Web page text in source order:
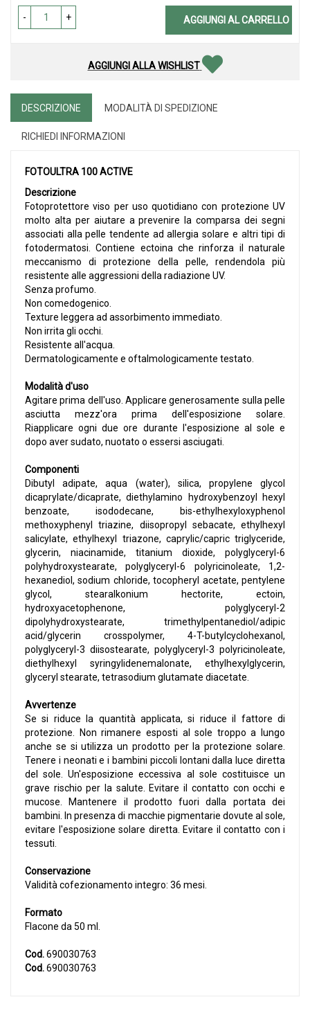
- + AGGIUNGI AL CARRELLO
AGGIUNGI ALLA WISHLIST
DESCRIZIONE MODALITÀ DI SPEDIZIONE
RICHIEDI INFORMAZIONI
FOTOULTRA 100 ACTIVE
Descrizione
Fotoprotettore viso per uso quotidiano con protezione UV
molto alta per aiutare a prevenire la comparsa dei segni
associati alla pelle tendente ad allergia solare e altri tipi di
fotodermatosi. Contiene ectoina che rinforza il naturale
meccanismo di protezione della pelle, rendendola più
resistente alle aggressioni della radiazione UV.
Senza profumo.
Non comedogenico.
Texture leggera ad assorbimento immediato.
Non irrita gli occhi.
Resistente all'acqua.
Dermatologicamente e oftalmologicamente testato.
Modalità d'uso
Agitare prima dell'uso. Applicare generosamente sulla pelle
asciutta mezz'ora prima dell'esposizione solare.
Riapplicare ogni due ore durante l'esposizione al sole e
dopo aver sudato, nuotato o essersi asciugati.
Componenti
Dibutyl adipate, aqua (water), silica, propylene glycol
dicaprylate/dicaprate, diethylamino hydroxybenzoyl hexyl
benzoate, isododecane, bis-ethylhexyloxyphenol
methoxyphenyl triazine, diisopropyl sebacate, ethylhexyl
salicylate, ethylhexyl triazone, caprylic/capric triglyceride,
glycerin, niacinamide, titanium dioxide, polyglyceryl-6
polyhydroxystearate, polyglyceryl-6 polyricinoleate, 1,2-
hexanediol, sodium chloride, tocopheryl acetate, pentylene
glycol, stearalkonium hectorite, ectoin,
hydroxyacetophenone, polyglyceryl-2
dipolyhydroxystearate, trimethylpentanediol/adipic
acid/glycerin crosspolymer, 4-T-butylcyclohexanol,
polyglyceryl-3 diisostearate, polyglyceryl-3 polyricinoleate,
diethylhexyl syringylidenemalonate, ethylhexylglycerin,
glyceryl stearate, tetrasodium glutamate diacetate.
Avvertenze
Se si riduce la quantità applicata, si riduce il fattore di
protezione. Non rimanere esposti al sole troppo a lungo
anche se si utilizza un prodotto per la protezione solare.
Tenere i neonati e i bambini piccoli lontani dalla luce diretta
del sole. Un'esposizione eccessiva al sole costituisce un
grave rischio per la salute. Evitare il contatto con occhi e
mucose. Mantenere il prodotto fuori dalla portata dei
bambini. In presenza di macchie pigmentarie dovute al sole,
evitare l'esposizione solare diretta. Evitare il contatto con i
tessuti.
Conservazione
Validità cofezionamento integro: 36 mesi.
Formato
Flacone da 50 ml.
Cod.690030763
Cod.690030763